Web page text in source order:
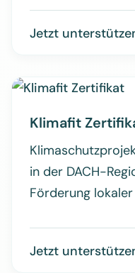
Jetzt
Klimafit
in der DACH-
Förderung
Jetzt